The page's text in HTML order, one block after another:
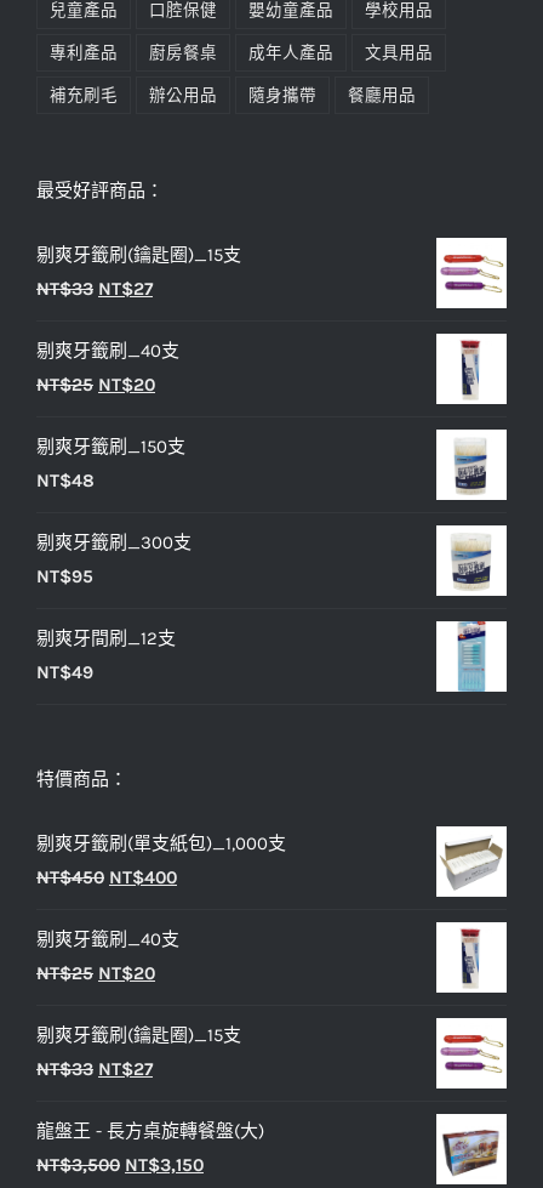
兒童產品 口腔保健 嬰幼童產品 學校用品
專利產品 廚房餐桌 成年人產品 文具用品
補充刷毛 辦公用品 隨身攜帶 餐廳用品
最受好評商品：
剔爽牙籤刷(鑰匙圈)_15支
NT$33 原
價
格：
NT$27目
價
格：
剔爽牙籤刷_40支
NT$25 原
價
NT$20目
價
剔爽牙籤刷_150支
NT$48
剔爽牙籤刷_300支
NT$95
剔爽牙間刷_12支
NT$49
特價商品：
剔爽牙籤刷(單支紙包)_1,000支
NT$450 原
價
格：
NT$400目
價
剔爽牙籤刷_40支
NT$25 原
價
格：
NT$20目
價
剔爽牙籤刷(鑰匙圈)_15支
NT$33 原
價
格：
NT$27目
價
格：
龍盤王 - 長方桌旋轉餐盤(大)
NT$3,500 原
NT$3,150目